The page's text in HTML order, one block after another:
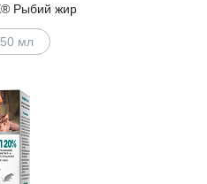
Рыбий жир
мл